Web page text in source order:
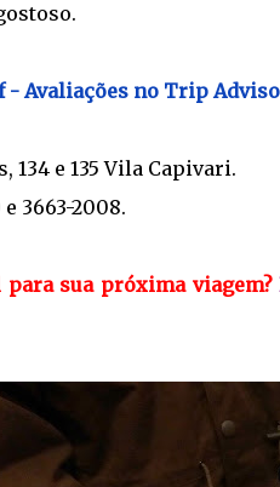
- Avaliações no Trip
134 e 135 Vila Capivari.
e 3663-2008.
para sua próxima viagem?